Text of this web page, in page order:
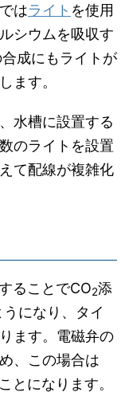
はライト を使用
シウムを吸収す
成にもライトが
ます。
水槽に設置する
のライトを設置
て配線が複雑化
ることでCO2添
になり、タイ
ます。電磁弁の
、この場合は
とになります。